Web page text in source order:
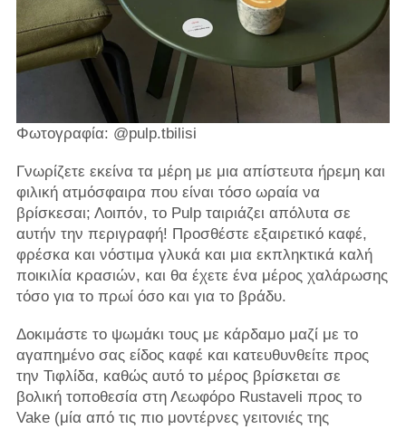
Φωτογραφία: @pulp.tbilisi
Γνωρίζετε εκείνα τα μέρη με μια απίστευτα ήρεμη και
φιλική ατμόσφαιρα που είναι τόσο ωραία να
βρίσκεσαι; Λοιπόν, το Pulp ταιριάζει απόλυτα σε
αυτήν την περιγραφή! Προσθέστε εξαιρετικό καφέ,
φρέσκα και νόστιμα γλυκά και μια εκπληκτικά καλή
ποικιλία κρασιών, και θα έχετε ένα μέρος χαλάρωσης
τόσο για το πρωί όσο και για το βράδυ.
Δοκιμάστε το ψωμάκι τους με κάρδαμο μαζί με το
αγαπημένο σας είδος καφέ και κατευθυνθείτε προς
την Τιφλίδα, καθώς αυτό το μέρος βρίσκεται σε
βολική τοποθεσία στη Λεωφόρο Rustaveli προς το
Vake (μία από τις πιο μοντέρνες γειτονιές της